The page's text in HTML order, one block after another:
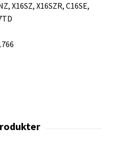
X16SZ, X16SZR, C16SE,